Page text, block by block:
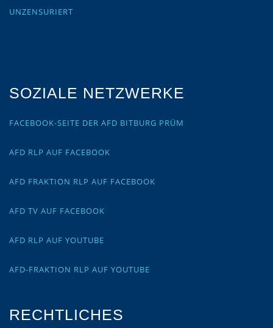
UNZENSURIERT
SOZIALE NETZWERKE
FACEBOOK-SEITE DER AFD BITBURG PRÜM
AFD RLP AUF FACEBOOK
AFD FRAKTION RLP AUF FACEBOOK
AFD TV AUF FACEBOOK
AFD RLP AUF YOUTUBE
AFD-FRAKTION RLP AUF YOUTUBE
RECHTLICHES